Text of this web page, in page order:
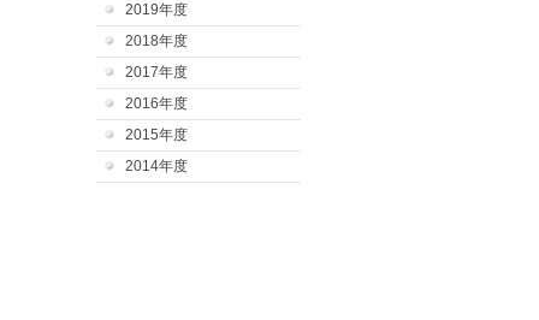
2019年度
2018年度
2017年度
2016年度
2015年度
2014年度